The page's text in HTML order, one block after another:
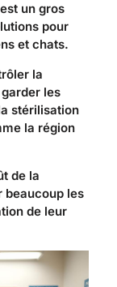
un gros
pour
et chats.
la
les
stérilisation
la région
de la
beaucoup les
de leur